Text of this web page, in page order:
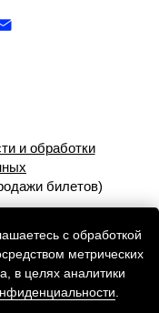
и обработки
билетов)
кругу лиц
с указанными
копирование,
с обработкой
метрических
в целях аналитики
.